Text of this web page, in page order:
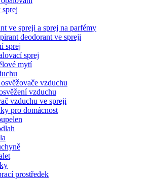
ve spreji a sprej na parfémy
deodorant ve spreji
sprej
sprej
mytí
vzduchu
vzduchu
vzduchu ve spreji
pro domácnost
prostředek